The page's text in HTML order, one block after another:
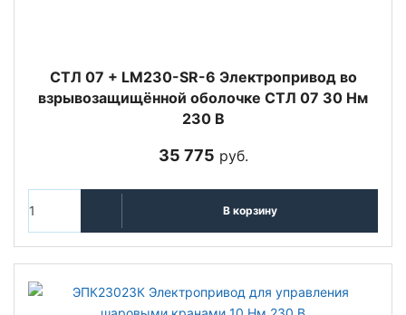
СТЛ 07 + LM230-SR-6 Электропривод во
взрывозащищённой оболочке СТЛ 07 30 Нм
230 В
35 775 руб.
В корзину